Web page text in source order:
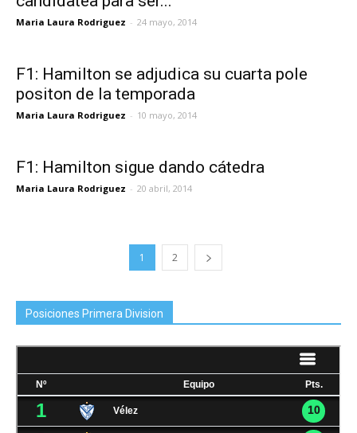
Maria Laura Rodriguez - 24 mayo, 2014
F1: Hamilton se adjudica su cuarta pole
positon de la temporada
Maria Laura Rodriguez - 10 mayo, 2014
F1: Hamilton sigue dando cátedra
Maria Laura Rodriguez - 20 abril, 2014
1 2
Posiciones Primera Division